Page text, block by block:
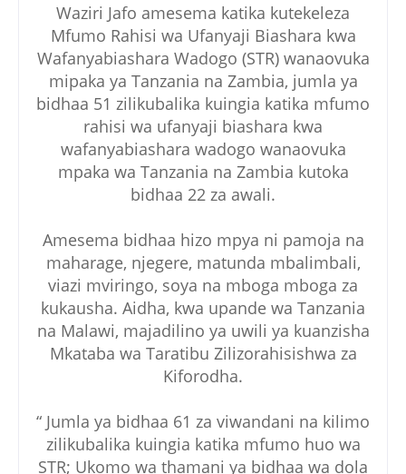
Waziri Jafo amesema katika kutekeleza
Mfumo Rahisi wa Ufanyaji Biashara kwa
Wafanyabiashara Wadogo (STR) wanaovuka
mipaka ya Tanzania na Zambia, jumla ya
bidhaa 51 zilikubalika kuingia katika mfumo
rahisi wa ufanyaji biashara kwa
wafanyabiashara wadogo wanaovuka
mpaka wa Tanzania na Zambia kutoka
bidhaa 22 za awali.
Amesema bidhaa hizo mpya ni pamoja na
maharage, njegere, matunda mbalimbali,
viazi mviringo, soya na mboga mboga za
kukausha. Aidha, kwa upande wa Tanzania
na Malawi, majadilino ya uwili ya kuanzisha
Mkataba wa Taratibu Zilizorahisishwa za
Kiforodha.
“ Jumla ya bidhaa 61 za viwandani na kilimo
zilikubalika kuingia katika mfumo huo wa
STR; Ukomo wa thamani ya bidhaa wa dola